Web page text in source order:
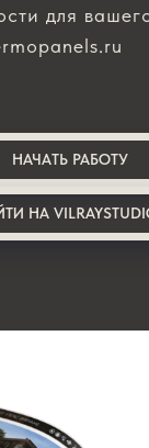
для
НАЧАТЬ РАБОТУ
НА